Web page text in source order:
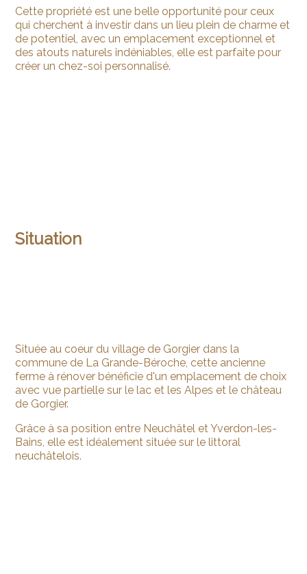
Cette propriété est une belle opportunité pour ceux
qui cherchent à investir dans un lieu plein de charme et
de potentiel, avec un emplacement exceptionnel et
des atouts naturels indéniables, elle est parfaite pour
créer un chez-soi personnalisé.
Situation
Située au coeur du village de Gorgier dans la
commune de La Grande-Béroche, cette ancienne
ferme à rénover bénéficie d'un emplacement de choix
avec vue partielle sur le lac et les Alpes et le château
de Gorgier.
Grâce à sa position entre Neuchâtel et Yverdon-les-
Bains, elle est idéalement située sur le littoral
neuchâtelois.